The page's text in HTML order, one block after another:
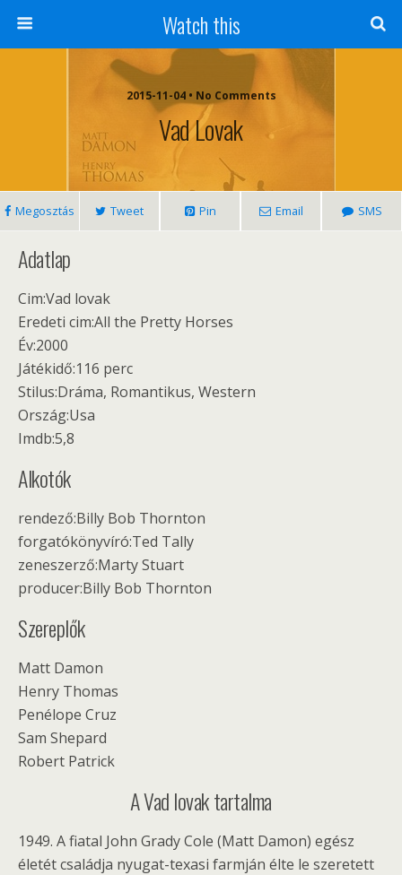
Watch this
2015-11-04 • No Comments
Vad Lovak
Megosztás Tweet Pin Email SMS
Adatlap
Cim:Vad lovak
Eredeti cim:All the Pretty Horses
Év:2000
Játékidő:116 perc
Stilus:Dráma, Romantikus, Western
Ország:Usa
Imdb:5,8
Alkotók
rendező:Billy Bob Thornton
forgatókönyvíró:Ted Tally
zeneszerző:Marty Stuart
producer:Billy Bob Thornton
Szereplők
Matt Damon
Henry Thomas
Penélope Cruz
Sam Shepard
Robert Patrick
A Vad lovak tartalma
1949. A fiatal John Grady Cole (Matt Damon) egész
életét családja nyugat-texasi farmján élte le szeretett